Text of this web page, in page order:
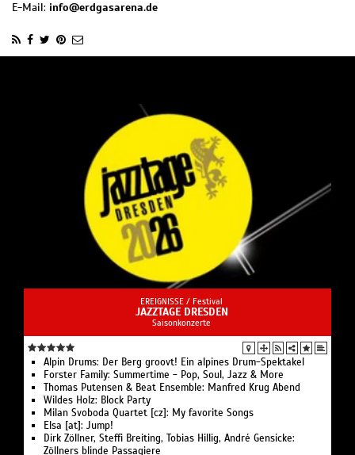
E-Mail: info@erdgasarena.de
EREIGNISSE / Festival
JAZZTAGE DRESDEN
Saisonkonzerte
Alpin Drums: Der Berg groovt! Ein alpines Drum-Spektakel
Forster Family: Summertime - Pop, Soul, Jazz & More
Thomas Putensen & Beat Ensemble: Manfred Krug Abend
Wildes Holz: Block Party
Milan Svoboda Quartet [cz]: My favorite Songs
Elsa [at]: Jump!
Dirk Zöllner, Steffi Breiting, Tobias Hillig, André Gensicke:
Zöllners blinde Passagiere